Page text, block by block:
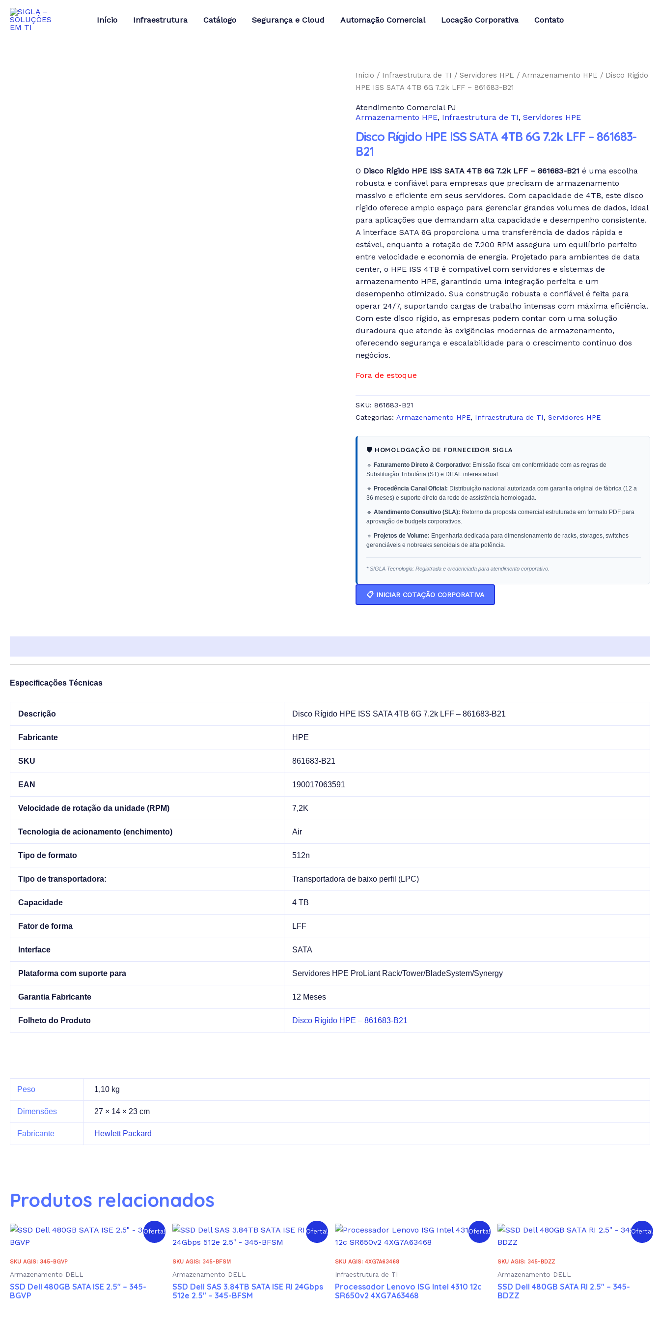
para
Início Infraestrutura Catálogo Segurança e Cloud Automação Comercial Locação Corporativa Contato
Início / Infraestrutura de TI /Servidores HPE /Armazenamento HPE / Disco Rígido
HPE ISS SATA 4TB 6G 7.2k LFF – 861683-B21
Atendimento Comercial PJ
Armazenamento HPE, Infraestrutura de TI,Servidores HPE
Disco Rígido HPE ISS SATA 4TB 6G 7.2k LFF – 861683-
B21
O Disco Rígido HPE ISS SATA 4TB 6G 7.2k LFF – 861683-B21 é uma escolha
robusta e confiável para empresas que precisam de armazenamento
massivo e eficiente em seus servidores. Com capacidade de 4TB, este disco
rígido oferece amplo espaço para gerenciar grandes volumes de dados, ideal
para aplicações que demandam alta capacidade e desempenho consistente.
A interface SATA 6G proporciona uma transferência de dados rápida e
estável, enquanto a rotação de 7.200 RPM assegura um equilíbrio perfeito
entre velocidade e economia de energia. Projetado para ambientes de data
center, o HPE ISS 4TB é compatível com servidores e sistemas de
armazenamento HPE, garantindo uma integração perfeita e um
desempenho otimizado. Sua construção robusta e confiável é feita para
operar 24/7, suportando cargas de trabalho intensas com máxima eficiência.
Com este disco rígido, as empresas podem contar com uma solução
duradoura que atende às exigências modernas de armazenamento,
oferecendo segurança e escalabilidade para o crescimento contínuo dos
negócios.
Fora de estoque
SKU:861683-B21
Categorias:Armazenamento HPE, Infraestrutura de TI,Servidores HPE
🛡️ HOMOLOGAÇÃO DE FORNECEDOR SIGLA
🔹 Faturamento Direto & Corporativo: Emissão fiscal em conformidade com as regras de
Substituição Tributária (ST) e DIFAL interestadual.
🔹 Procedência Canal Oficial: Distribuição nacional autorizada com garantia original de fábrica (12 a
36 meses) e suporte direto da rede de assistência homologada.
🔹Atendimento Consultivo (SLA): Retorno da proposta comercial estruturada em formato PDF para
aprovação de budgets corporativos.
🔹 Projetos de Volume: Engenharia dedicada para dimensionamento de racks, storages, switches
gerenciáveis e nobreaks senoidais de alta potência.
* SIGLA Tecnologia: Registrada e credenciada para atendimento corporativo.
📋 INICIAR COTAÇÃO CORPORATIVA
Especificações Técnicas
Descrição Disco Rígido HPE ISS SATA 4TB 6G 7.2k LFF – 861683-B21
Fabricante HPE
SKU 861683-B21
EAN 190017063591
Velocidade de rotação da unidade (RPM) 7,2K
Tecnologia de acionamento (enchimento) Air
Tipo de formato 512n
Tipo de transportadora: Transportadora de baixo perfil (LPC)
Capacidade 4 TB
Fator de forma LFF
Interface SATA
Plataforma com suporte para Servidores HPE ProLiant Rack/Tower/BladeSystem/Synergy
Garantia Fabricante 12 Meses
Folheto do Produto Disco Rígido HPE – 861683-B21
Peso 1,10 kg
Dimensões 27 × 14 × 23 cm
Fabricante Hewlett Packard
Produtos relacionados
Oferta!
SKU AGIS: 345-BGVP
Armazenamento DELL
SSD Dell 480GB SATA ISE 2.5″ – 345-
BGVP
Oferta!
SKU AGIS: 345-BFSM
Armazenamento DELL
SSD Dell SAS 3.84TB SATA ISE RI 24Gbps
512e 2.5″ – 345-BFSM
Oferta!
SKU AGIS: 4XG7A63468
Infraestrutura de TI
Processador Lenovo ISG Intel 4310 12c
SR650v2 4XG7A63468
Oferta!
SKU AGIS: 345-BDZZ
Armazenamento DELL
SSD Dell 480GB SATA RI 2.5″ – 345-
BDZZ